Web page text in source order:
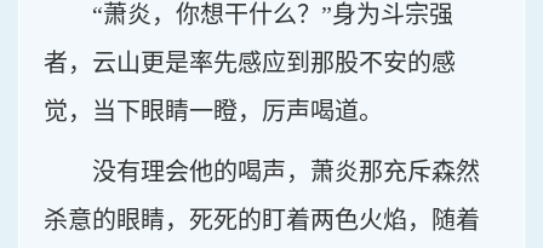
“萧炎，你想干什么？”身为斗宗强
者，云山更是率先感应到那股不安的感
觉，当下眼睛一瞪，厉声喝道。
没有理会他的喝声，萧炎那充斥森然
杀意的眼睛，死死的盯着两色火焰，随着